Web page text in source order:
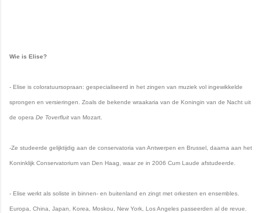
Wie is Elise?
- Elise is coloratuursopraan: gespecialiseerd in het zingen van muziek vol ingewikkelde
sprongen en versieringen. Zoals de bekende wraakaria van de Koningin van de Nacht uit
de opera De Toverfluit van Mozart.
-Ze studeerde gelijktijdig aan de conservatoria van Antwerpen en Brussel, daarna aan het
Koninklijk Conservatorium van Den Haag, waar ze in 2006 Cum Laude afstudeerde.
- Elise werkt als soliste in binnen- en buitenland en zingt met orkesten en ensembles.
Europa, China, Japan, Korea, Moskou, New York, Los Angeles passeerden al de revue.